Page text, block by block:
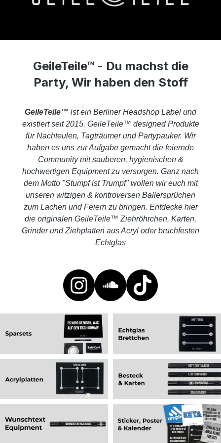
GeileTeile™ - Du machst die
Party, Wir haben den Stoff
GeileTeile™ ist ein Berliner Headshop Label und
existiert seit 2015. GeileTeile™ designed Produkte
für Nachteulen, Tagträumer und Partypauker. Wir
haben es uns zur Aufgabe gemacht die feiernde
Community mit sauberen, hygienischen &
hochwertigen Equipment zu versorgen. Ganz nach
dem Motto "Stumpf ist Trumpf" wollen wir euch mit
unseren witzigen & kontroversen Ballersprüchen
zum Lachen und Feiern zu bringen. Entdecke hier
die originalen GeileTeile™ Ziehröhrchen, Karten,
Grinder und Ziehplatten aus Acryl oder bruchfesten
Echtglas